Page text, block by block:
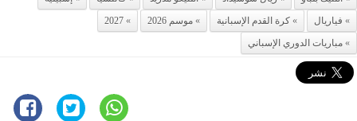
فياريال
كرة القدم الإسبانية موسم 2026
2027
مباريات الدوري الإسباني